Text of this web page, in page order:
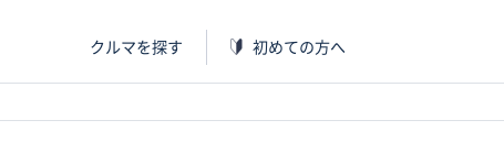
クルマを探す 初めての方へ